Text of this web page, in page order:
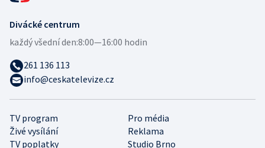
TV program
Pro média
Živé vysílání
Reklama
TV poplatky
Studio Brno
Divácké centrum
každý všední den:8:00—16:00 hodin
261 136 113
info@ceskatelevize.cz